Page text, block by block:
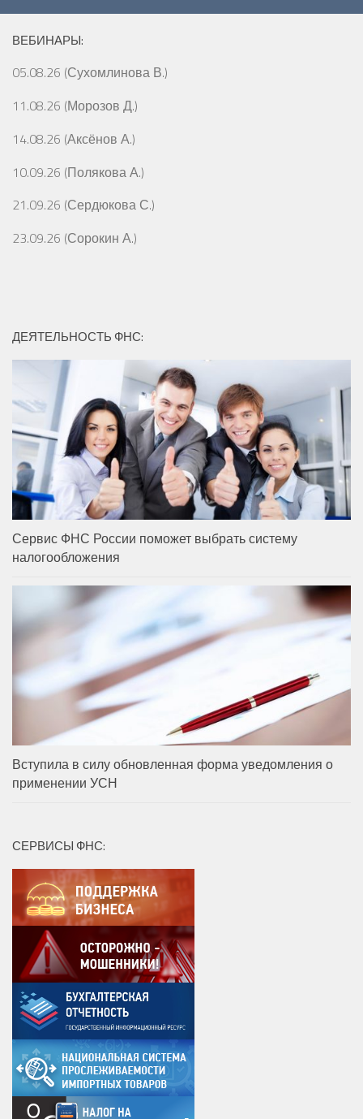
ВЕБИНАРЫ:
05.08.26 (Сухомлинова В.)
11.08.26 (Морозов Д.)
14.08.26 (Аксёнов А.)
10.09.26 (Полякова А.)
21.09.26 (Сердюкова С.)
23.09.26 (Сорокин А.)
ДЕЯТЕЛЬНОСТЬ ФНС:
Сервис ФНС России поможет выбрать систему
налогообложения
Вступила в силу обновленная форма уведомления о
применении УСН
СЕРВИСЫ ФНС: